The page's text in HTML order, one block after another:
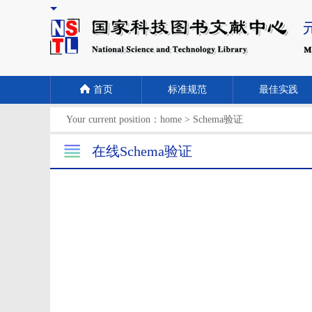
首页 标准规范 最佳实践
Your current position： home > Schema验证
在线Schema验证